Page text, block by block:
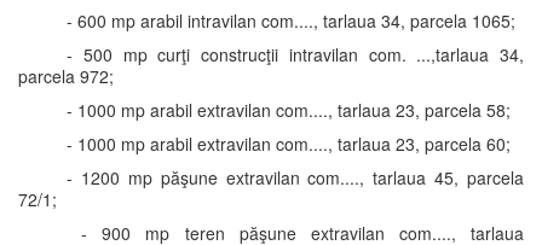
- 600 mp arabil intravilan com...., tarlaua 34, parcela 1065;
- 500 mp curţi construcţii intravilan com. ...,tarlaua 34,
parcela 972;
- 1000 mp arabil extravilan com...., tarlaua 23, parcela 58;
- 1000 mp arabil extravilan com...., tarlaua 23, parcela 60;
- 1200 mp păşune extravilan com...., tarlaua 45, parcela
72/1;
- 900 mp teren păşune extravilan com...., tarlaua